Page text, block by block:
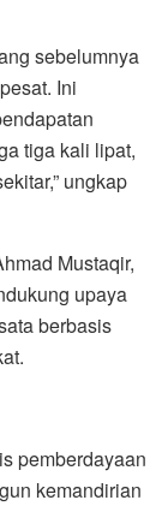
sebelumnya
Ini
tiga kali lipat,
ungkap
Mustaqir,
upaya
berbasis
pemberdayaan
kemandirian